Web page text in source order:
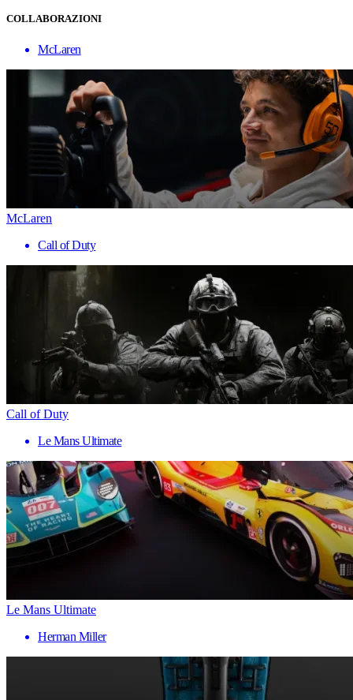
COLLABORAZIONI
McLaren
McLaren
Call of Duty
Call of Duty
Le Mans Ultimate
Le Mans Ultimate
Herman Miller